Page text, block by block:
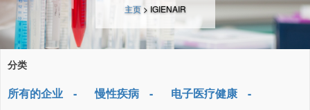
主页> IGIENAIR
分类
所有的企业 慢性疾病
电子医疗健康